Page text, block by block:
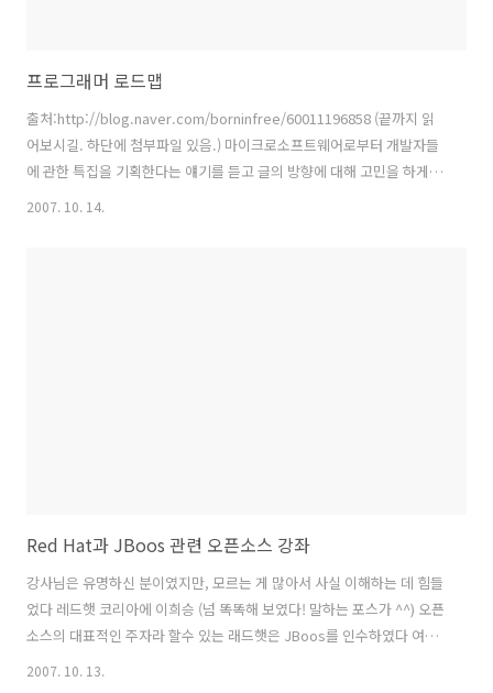
프로그래머 로드맵
출처:http://blog.naver.com/borninfree/60011196858 (끝까지 읽
어보시길. 하단에 첨부파일 있음.) 마이크로소프트웨어로부터 개발자들
에 관한 특집을 기획한다는 얘기를 듣고 글의 방향에 대해 고민을 하게
되었다. 기술적인 내용에 관한 글이라면 주제가 명확하므로 내용에 대한
2007. 10. 14.
Red Hat과 JBoos 관련 오픈소스 강좌
강사님은 유명하신 분이였지만, 모르는 게 많아서 사실 이해하는 데 힘들
었다 레드햇 코리아에 이희승 (넘 똑똑해 보였다! 말하는 포스가 ^^) 오픈
소스의 대표적인 주자라 할수 있는 래드햇은 JBoos를 인수하였다 여담
이지만 sun에서 EJB를 브랜드명으로 등록하는 바램에 EJBoos에서 E
2007. 10. 13.